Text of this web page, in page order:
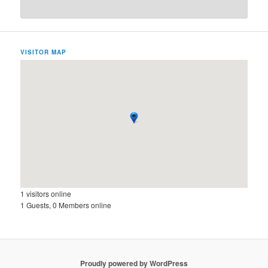
VISITOR MAP
1 visitors online
1 Guests, 0 Members online
Proudly powered by WordPress